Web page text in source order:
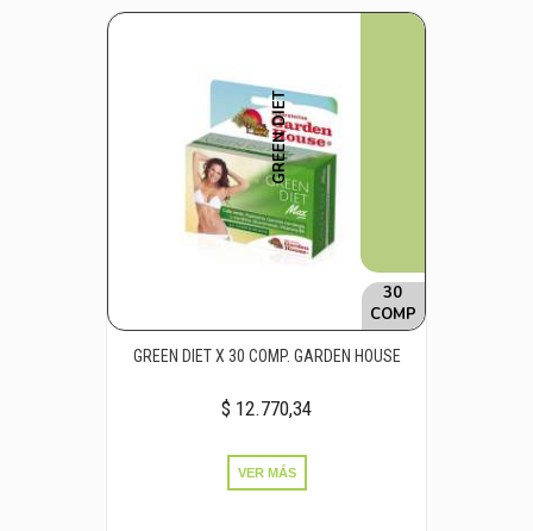
GREEN DIET
30
COMP
GREEN DIET X 30 COMP. GARDEN HOUSE
$ 12.770,34
VER MÁS